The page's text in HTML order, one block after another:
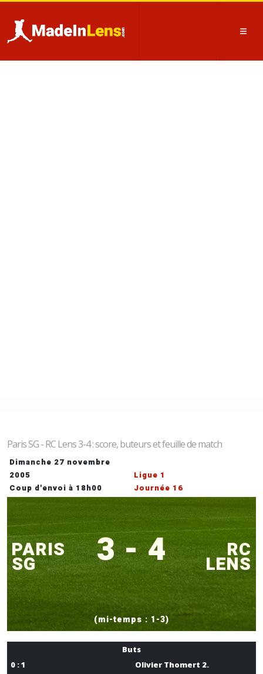
Paris SG - RC Lens 3-4 : score, buteurs et feuille de match
Dimanche 27 novembre
2005
Coup d'envoi à 18h00
Ligue 1
Journée 16
PARIS
SG 3 - 4 RC
LENS
(mi-temps : 1-3)
Buts
0 : 1
Olivier Thomert 2.